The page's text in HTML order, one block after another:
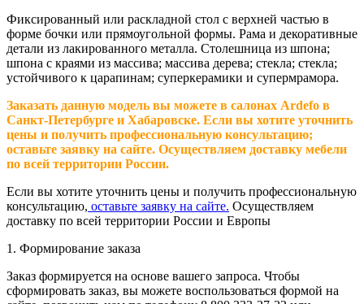
Фиксированный или раскладной стол с верхней частью в
форме бочки или прямоугольной формы. Рама и декоративные
детали из лакированного металла. Столешница из шпона;
шпона с краями из массива; массива дерева; стекла; стекла;
устойчивого к царапинам; суперкерамики и супермрамора.
Заказать данную модель вы можете в салонах Ardefo в
Санкт-Петербурге и Хабаровске. Если вы хотите уточнить
цены и получить профессиональную консультацию;
оставьте заявку на сайте. Осуществляем доставку мебели
по всей территории России.
Если вы хотите уточнить цены и получить профессиональную
консультацию, оставьте заявку на сайте. Осуществляем
доставку по всей территории России и Европы
1. Формирование заказа
Заказ формируется на основе вашего запроса. Чтобы
сформировать заказ, вы можете воспользоваться формой на